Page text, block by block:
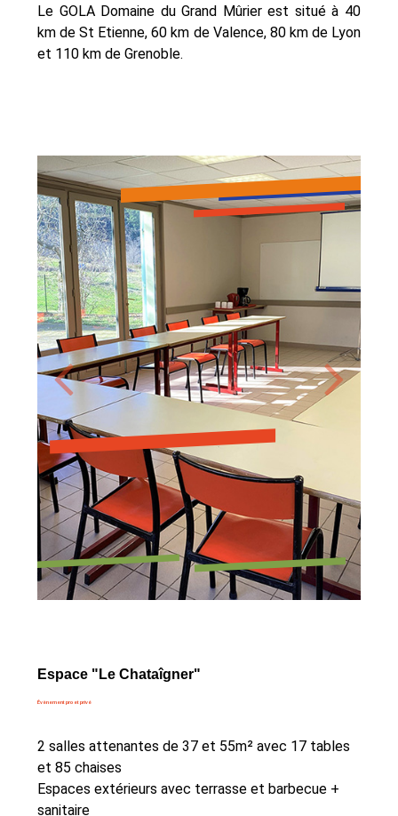
Le GOLA Domaine du Grand Mûrier est situé à 40
km de St Etienne, 60 km de Valence, 80 km de Lyon
et 110 km de Grenoble.
Espace "Le Chataîgner"
Évènement pro et privé
2 salles attenantes de 37 et 55m² avec 17 tables
et 85 chaises
Espaces extérieurs avec terrasse et barbecue +
sanitaire